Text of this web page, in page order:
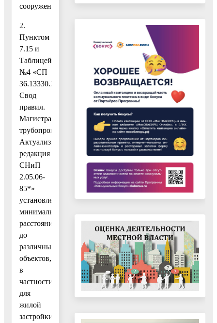
сооружения;
2.
Пунктом
7.15 и
Таблицей
№4 «СП
36.13330.2012.
Свод
правил.
Магистральные
трубопроводы.
Актуализированная
редакция
СНиП
2.05.06-
85*»
установлены
минимальные
расстояния
до
различных
объектов,
в
частности,
для
жилой
застройки